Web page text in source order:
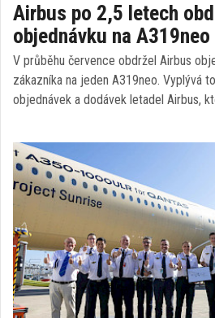
Airbus po 2,5 letech
objednávku na A319neo
V průběhu července obdržel Airbus
zákazníka na jeden A319neo. Vyplývá
objednávek a dodávek letadel Airbus,